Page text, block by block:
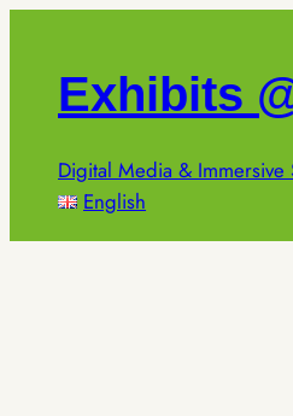
springenExhibits
Digital Media & Immersive
English